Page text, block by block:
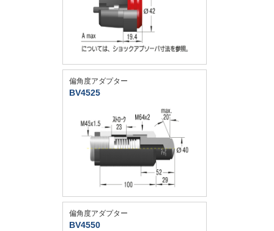
偏角度アダプター
BV4525
偏角度アダプター
BV4550